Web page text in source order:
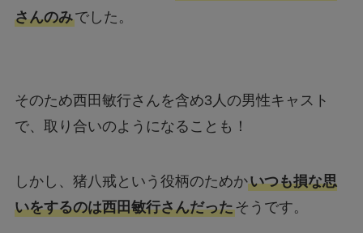
さんのみでした。
そのため西田敏行さんを含め3人の男性キャスト
で、取り合いのようになることも！
しかし、猪八戒という役柄のためかいつも損な思
いをするのは西田敏行さんだったそうです。